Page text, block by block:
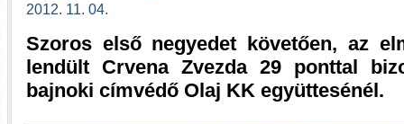
2012. 11. 04.
Szoros első negyedet követően, az
lendült Crvena Zvezda 29 ponttal
bajnoki címvédő Olaj KK együttesénél.